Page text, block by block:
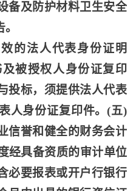
备及防护材料卫生安全
的法人代表身份证明
被授权人身份证复印
投标，须提供法人代表
人身份证复印件。(五)
信誉和健全的财务会计
经具备资质的审计单位
必要报表或开户行银行